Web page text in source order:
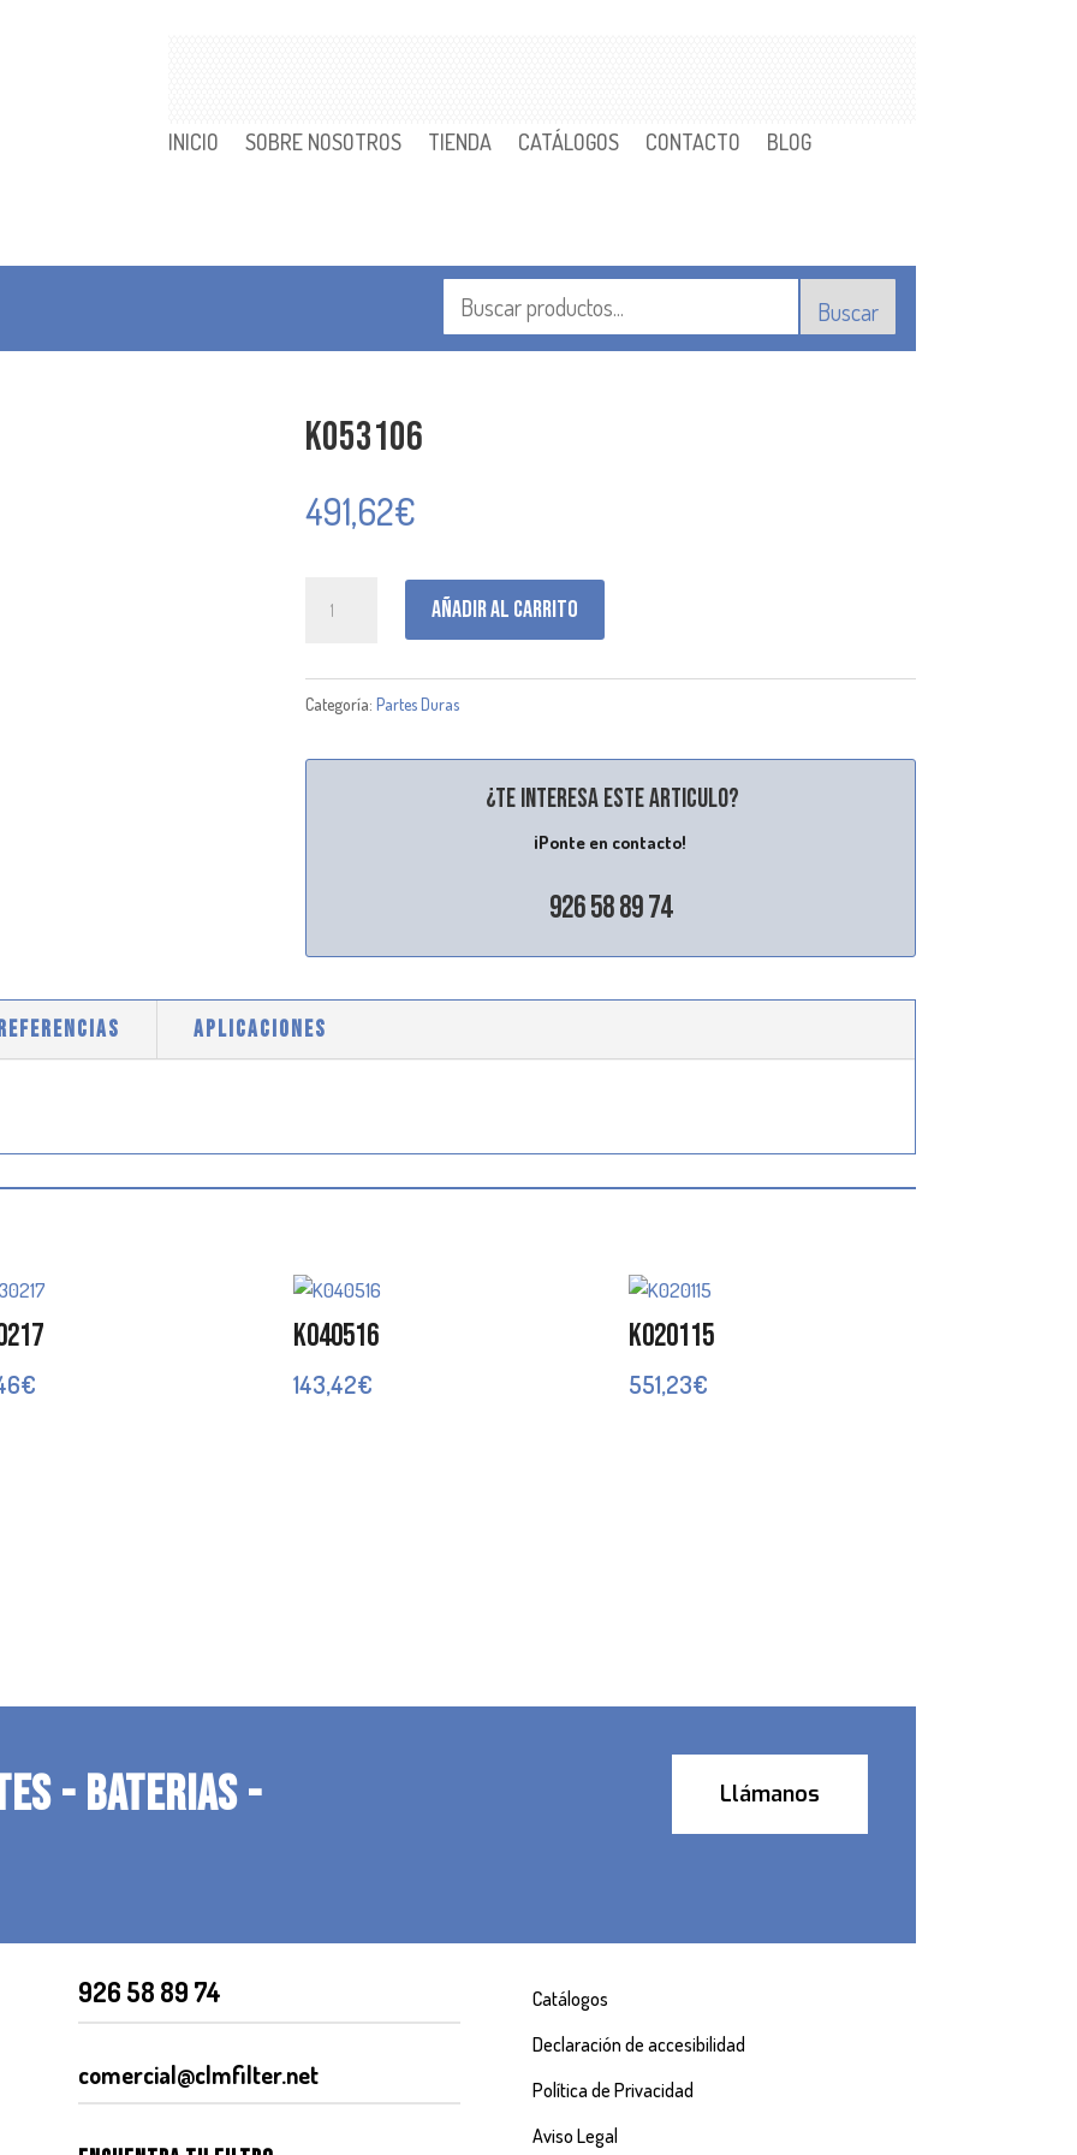
INICIO SOBRE NOSOTROS TIENDA CATÁLOGOS CONTACTO BLOG
Buscar
K053106
491,62€
Añadir al carrito
Categoría: Partes Duras
¿Te interesa este articulo?
¡Ponte en contacto!
926 58 89 74
APLICACIONES
€
K040516
143,42€
K020115
551,23€
- BATERIAS -
Llámanos
926 58 89 74
comercial@clmfilter.net
Catálogos
Declaración de accesibilidad
Política de Privacidad
Aviso Legal